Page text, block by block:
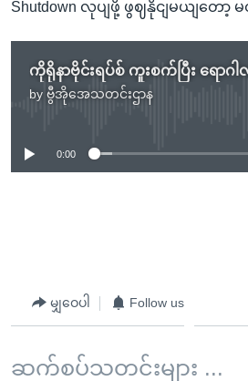
Shutdown လုပျဖို့ ဖွဈနိုငျမယျတော့ မ
by ဗွီအိုအေသတင်းဌာန
No media source
0:00
မျှဝေပါ Follow us
ဆက်စပ်သတင်းများ ...